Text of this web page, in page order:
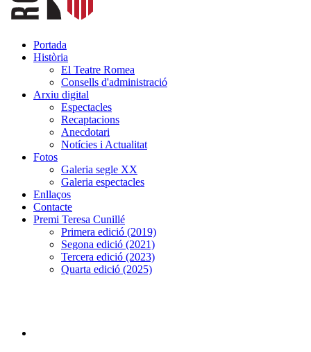
Portada
Història
El Teatre Romea
Consells d'administració
Arxiu digital
Espectacles
Recaptacions
Anecdotari
Notícies i Actualitat
Fotos
Galeria segle XX
Galeria espectacles
Enllaços
Contacte
Premi Teresa Cunillé
Primera edició (2019)
Segona edició (2021)
Tercera edició (2023)
Quarta edició (2025)